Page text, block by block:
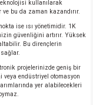
kullanılarak
bu da zaman kazandırır.
ise ısı yönetimidir. 1K
güvenliğini artırır. Yüksek
Bu dirençlerin
projelerinizde geniş bir
veya endüstriyel otomasyon
yer alabilecekleri